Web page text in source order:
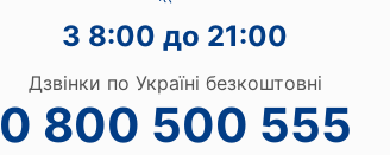
З 8:00 до 21:00
Дзвінки по Україні безкоштовні
0 800 500 555